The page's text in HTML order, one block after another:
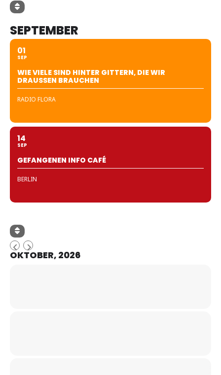
SEPTEMBER
01
SEP
WIE VIELE SIND HINTER GITTERN, DIE WIR
DRAUSSEN BRAUCHEN
RADIO FLORA
14
SEP
GEFANGENEN INFO CAFÉ
BERLIN
OKTOBER, 2026